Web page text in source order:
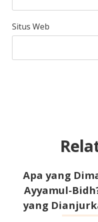
Situs Web
Apa yang
Ayyamul-
yang